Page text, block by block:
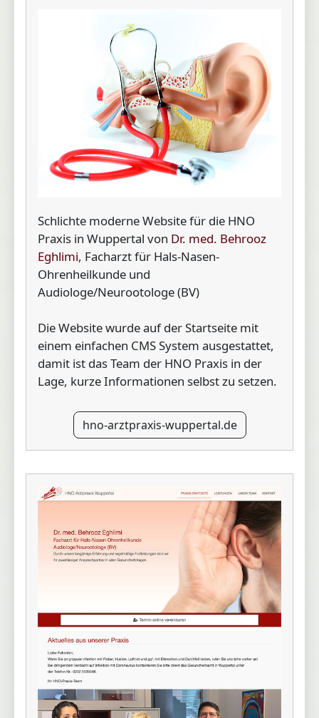
Schlichte moderne Website für die HNO
Praxis in Wuppertal von Dr. med. Behrooz
Eghlimi, Facharzt für Hals-Nasen-
Ohrenheilkunde und
Audiologe/Neurootologe (BV)
Die Website wurde auf der Startseite mit
einem einfachen CMS System ausgestattet,
damit ist das Team der HNO Praxis in der
Lage, kurze Informationen selbst zu setzen.
hno-arztpraxis-wuppertal.de